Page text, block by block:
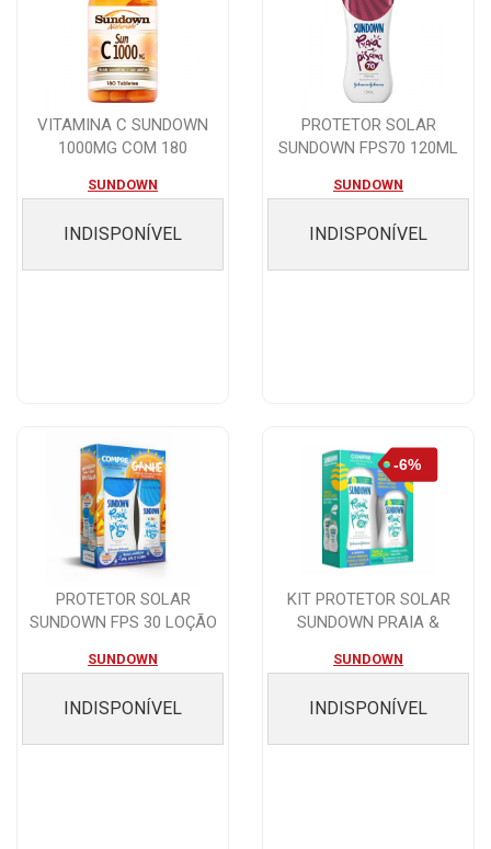
VITAMINA C SUNDOWN
1000MG COM 180
SUNDOWN
INDISPONÍVEL
PROTETOR SOLAR
SUNDOWN FPS70 120ML
SUNDOWN
INDISPONÍVEL
PROTETOR SOLAR
SUNDOWN FPS 30 LOÇÃO
SUNDOWN
INDISPONÍVEL
KIT PROTETOR SOLAR
SUNDOWN PRAIA &
SUNDOWN
INDISPONÍVEL